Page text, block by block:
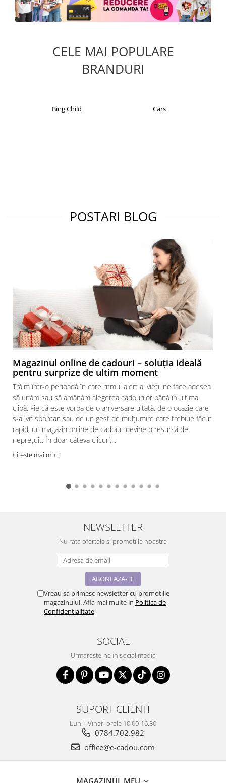
CELE MAI POPULARE
BRANDURI
Cars Christian Laurent
POSTARI BLOG
Magazinul online de cadouri – soluția ideală
pentru surprize de ultim moment
Trăim într-o perioadă în care ritmul alert al vieții ne face adesea
să uităm sau să amânăm alegerea cadourilor până în ultima
clipă. Fie că este vorba de o aniversare uitată, de o ocazie care
s-a ivit spontan sau de un gest de mulțumire care trebuie făcut
rapid, un magazin online de cadouri devine o resursă de
neprețuit. În doar câteva clicuri,...
Citeste mai mult
NEWSLETTER
Nu rata ofertele si promotiile noastre
Vreau sa primesc newsletter cu promotiile
magazinului. Afla mai multe in Politica de
Confidentialitate
SOCIAL
Urmareste-ne in social media
SUPORT CLIENTI
Luni - Vineri orele 10.00-16.30
0784.702.982
office@e-cadou.com